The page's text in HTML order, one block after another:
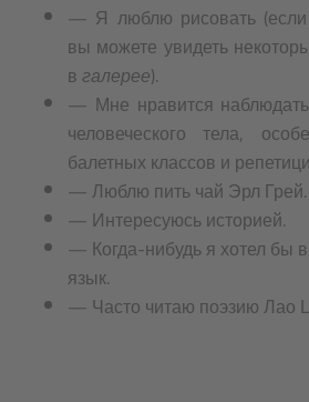
— Я люблю рисовать (если
вы можете увидеть
вгалерее).
— Мне нравится
человеческого тела,
балетных классов и
— Люблю пить чай Эрл Грей.
— Интересуюсь историей.
— Когда-нибудь я хотел бы
язык.
— Часто читаю поэзию Лао